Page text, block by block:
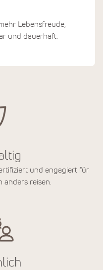
Lebensfreude,
und dauerhaft.
und engagiert für
reisen.